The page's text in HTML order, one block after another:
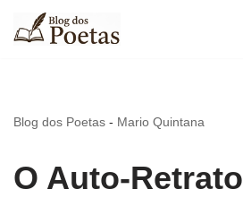
Pular
Blog dos Poetas - Mario Quintana
O Auto-Retrato